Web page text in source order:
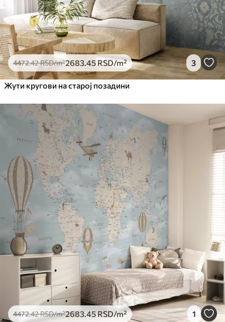
4472.42RSD/m²2683 .45 RSD/m² 3
Жути кругови на старој позадини
4472.42RSD/m²2683 .45 RSD/m² 1